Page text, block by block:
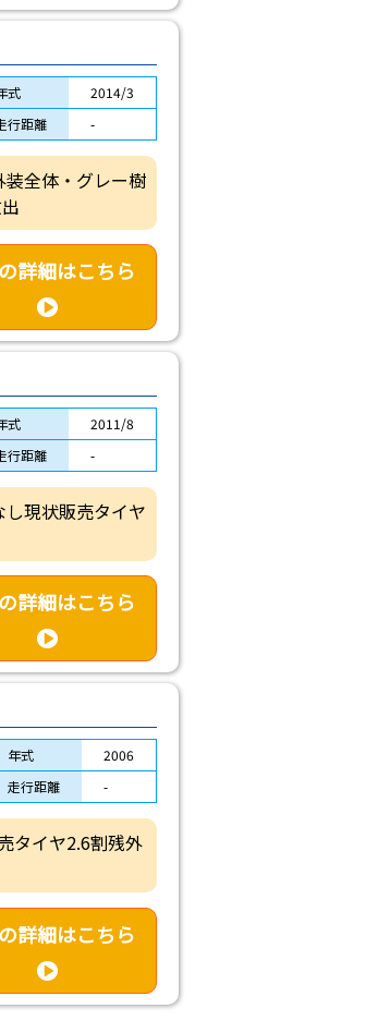
式
2014/3
行距離
-
全体・グレー樹
詳細はこちら
式
2011/8
行距離
-
現状販売タイヤ
詳細はこちら
年式
2006
走行距離
-
タイヤ2.6割残外
詳細はこちら